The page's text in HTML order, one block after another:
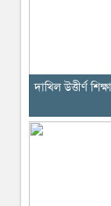
দাখিল উত্তীর্ণ